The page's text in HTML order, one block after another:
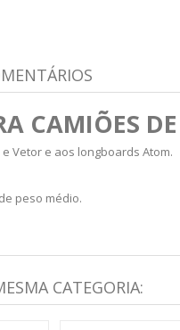
CAMIÕES
Vetor e aos longboards Atom.
peso médio.
CATEGORIA: